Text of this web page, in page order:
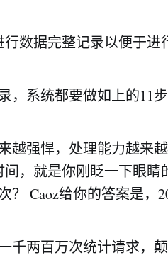
行数据完整记录以便于进
，系统都要做如上的11步
越强悍，处理能力越来
，就是你刚眨一下眼
？ Caoz给你的答案是，
千两百万次统计请求，颠